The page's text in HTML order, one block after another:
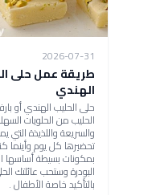
2026-07-31
طريقة عمل حلى
الهندي
حلى الحليب الهندي أو
الحليب من الحلويات
والسريعة واللذيذة التي
تحضيرها كل يوم وأينما
بمكونات بسيطة أساسها
البودرة وستحب عائلتك
بالتأكيد خاصة الأطفال .